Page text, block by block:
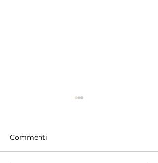
Commenti